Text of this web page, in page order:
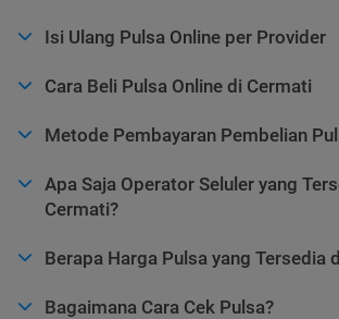
Isi Ulang Pulsa Online per Provider
Cara Beli Pulsa Online di Cermati
Metode Pembayaran Pembelian
Apa Saja Operator Seluler yang
Cermati?
Berapa Harga Pulsa yang Tersedia
Bagaimana Cara Cek Pulsa?